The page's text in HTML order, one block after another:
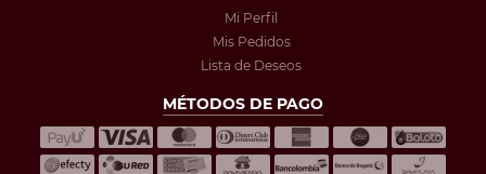
Mi Perfil
Mis Pedidos
Lista de Deseos
MÉTODOS DE PAGO